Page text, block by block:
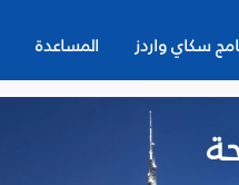
سكاي واردز المساعدة